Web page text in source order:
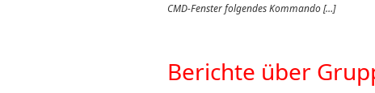
CMD-Fenster folgendes Kommando […]
Berichte über